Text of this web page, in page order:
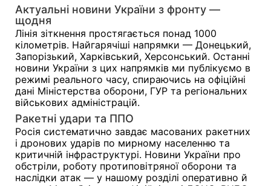
Актуальні новини України з фронту —
щодня
Лінія зіткнення простягається понад 1000
кілометрів. Найгарячіші напрямки — Донецький,
Запорізький, Харківський, Херсонський. Останні
новини України з цих напрямків ми публікуємо в
режимі реального часу, спираючись на офіційні
дані Міністерства оборони, ГУР та регіональних
військових адміністрацій.
Ракетні удари та ППО
Росія систематично завдає масованих ракетних
і дронових ударів по мирному населенню та
критичній інфраструктурі. Новини України про
обстріли, роботу протиповітряної оборони та
наслідки атак — у нашому розділі оперативно й